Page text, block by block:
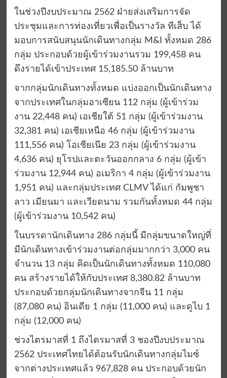
ในช่วงปีงบประมาณ 2562 ฝ่ายส่งเสริมการจัด
ประชุมและการท่องเที่ยวเพื่อเป็นรางวัล ทีเส็บ ได้
มอบการสนับสนุนนักเดินทางกลุ่ม M&I ทั้งหมด 286
กลุ่ม ประกอบด้วยผู้เข้าร่วมงานรวม 199,458 คน
ดึงรายได้เข้าประเทศ 15,185.50 ล้านบาท
จากกลุ่มนักเดินทางทั้งหมด แบ่งออกเป็นนักเดินทาง
จากประเทศในกลุ่มอาเซียน 112 กลุ่ม (ผู้เข้าร่วม
งาน 22,448 คน) เอเชียใต้ 51 กลุ่ม (ผู้เข้าร่วมงาน
32,381 คน) เอเชียเหนือ 46 กลุ่ม (ผู้เข้าร่วมงาน
111,556 คน) โอเชียเนีย 23 กลุ่ม (ผู้เข้าร่วมงาน
4,636 คน) ยุโรปและตะวันออกกลาง 6 กลุ่ม (ผู้เข้า
ร่วมงาน 12,944 คน) อเมริกา 4 กลุ่ม (ผู้เข้าร่วมงาน
1,951 คน) และกลุ่มประเทศ CLMV ได้แก่ กัมพูชา
ลาว เมียนมา และเวียดนาม รวมกันทั้งหมด 44 กลุ่ม
(ผู้เข้าร่วมงาน 10,542 คน)
ในบรรดานักเดินทาง 286 กลุ่มนี้ มีกลุ่มขนาดใหญ่ที่
มีนักเดินทางเข้าร่วมงานต่อกลุ่มมากกว่า 3,000 คน
จำนวน 13 กลุ่ม คิดเป็นนักเดินทางทั้งหมด 110,080
คน สร้างรายได้ให้กับประเทศ 8,380.82 ล้านบาท
ประกอบด้วยกลุ่มนักเดินทางจากจีน 11 กลุ่ม
(87,080 คน) อินเดีย 1 กลุ่ม (11,000 คน) และดูไบ 1
กลุ่ม (12,000 คน)
ช่วงไตรมาสที่ 1 ถึงไตรมาสที่ 3 ชองปีงบประมาณ
2562 ประเทศไทยได้ต้อนรับนักเดินทางกลุ่มไมซ์
จากต่างประเทศแล้ว 967,828 คน ประกอบด้วยนัก